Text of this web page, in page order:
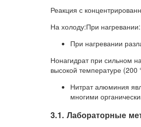
Реакция с
На холоду:При нагревании:
При нагревании
Нонагидрат при сильном
высокой температуре
Нитрат алюминия
многими
3.1. Лабораторные